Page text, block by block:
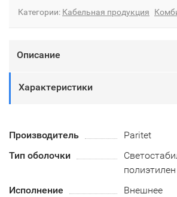
Категории: Кабельная продукция
Описание
Характеристики
Производитель
Paritet
Тип оболочки
полиэтилен
Исполнение
Внешнее